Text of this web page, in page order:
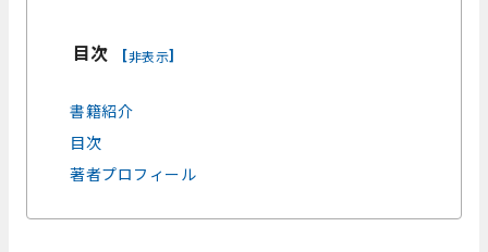
目次 [非表示]
書籍紹介
目次
著者プロフィール